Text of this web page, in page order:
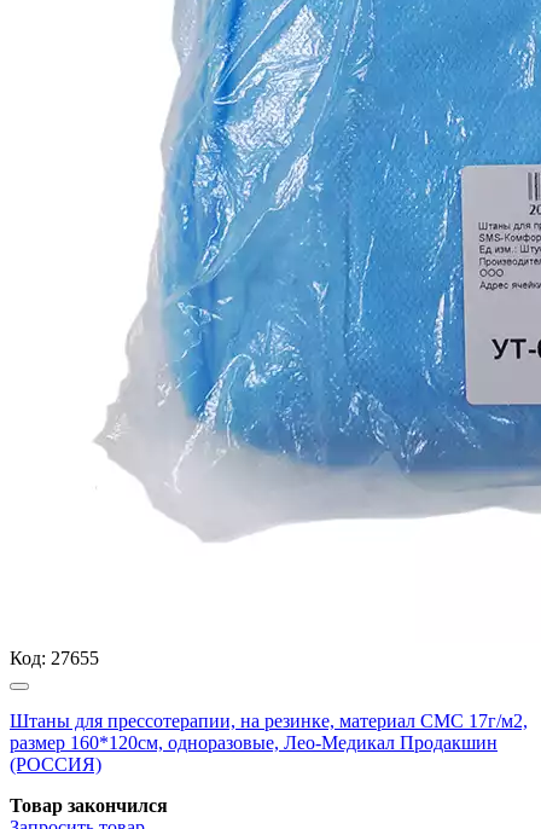
Код: 27655
Штаны для прессотерапии, на резинке, материал СМС 17г/м2,
размер 160*120см, одноразовые, Лео-Медикал Продакшин
(РОССИЯ)
Товар закончился